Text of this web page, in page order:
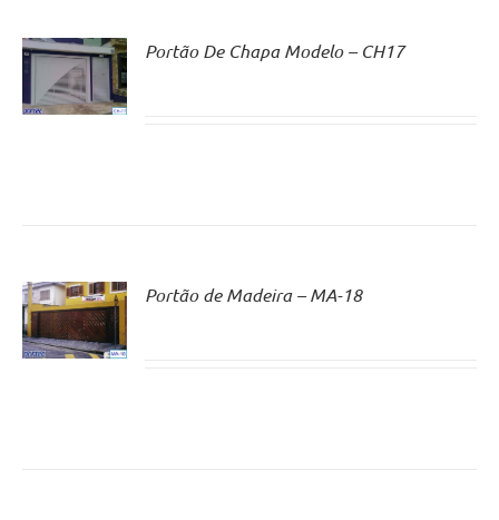
Portão De Chapa Modelo – CH17
Portão de Madeira – MA-18